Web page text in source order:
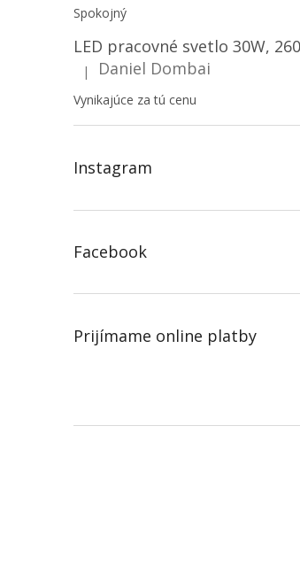
Spokojný
Hodnotenie produktu je 5 z 5 hviezdičiek.
| Daniel Dombai
Vynikajúce za tú cenu
Instagram
Facebook
Prijímame online platby